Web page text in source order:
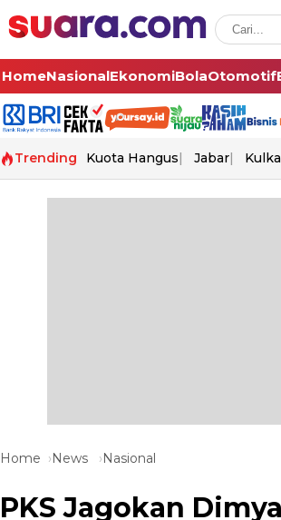
HomeNasionalEkonomiBolaOtomotif
Trending Kuota Hangus Jabar
Home News Nasional
PKS Jagokan